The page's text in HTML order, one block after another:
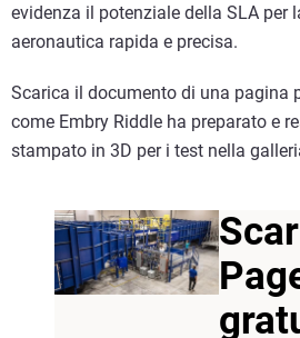
evidenza il potenziale della SLA per
aeronautica rapida e precisa.
Scarica il documento di una pagina
come Embry Riddle ha preparato e
stampato in 3D per i test nella